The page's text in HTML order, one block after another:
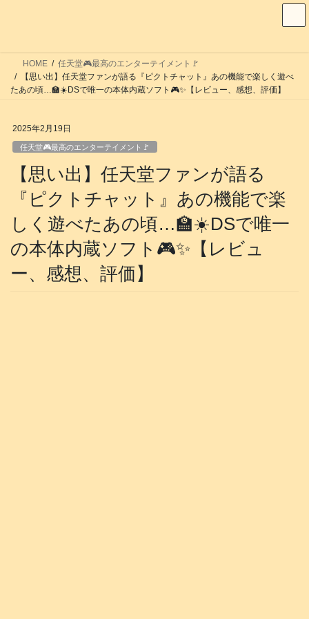
HOME
任天堂🎮️最高のエンターテイメント🚩
【思い出】任天堂ファンが語る『ピクトチャット』あの機能で楽しく遊べ
たあの頃…🏫☀️DSで唯一の本体内蔵ソフト🎮️✨【レビュー、感想、評価】
2025年2月19日
任天堂🎮️最高のエンターテイメント🚩
【思い出】任天堂ファンが語る
『ピクトチャット』あの機能で楽
しく遊べたあの頃…🏫☀️DSで唯一
の本体内蔵ソフト🎮️✨【レビュ
ー、感想、評価】